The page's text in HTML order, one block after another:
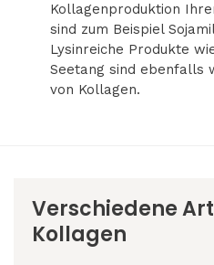
Kollagenproduktion
sind zum Beispiel
Lysinreiche Produkte
Seetang sind ebenfalls
von Kollagen.
Verschiedene
Kollagen